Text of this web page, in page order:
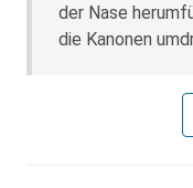
der Nase
die Kanonen